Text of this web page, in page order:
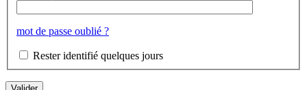
mot de passe oublié ?
Rester identifié quelques jours